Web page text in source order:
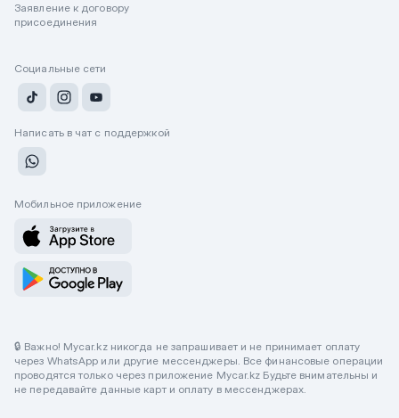
Заявление к договору
присоединения
Социальные сети
Написать в чат с поддержкой
Мобильное приложение
🔒 Важно! Mycar.kz никогда не запрашивает и не принимает оплату
через WhatsApp или другие мессенджеры. Все финансовые операции
проводятся только через приложение Mycar.kz Будьте внимательны и
не передавайте данные карт и оплату в мессенджерах.